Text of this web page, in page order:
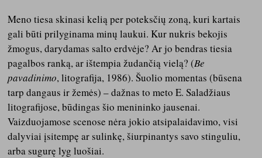
Meno tiesa skinasi kelią per poteksčių zoną, kuri kartais
gali būti prilyginama minų laukui. Kur nukris bekojis
žmogus, darydamas salto erdvėje? Ar jo bendras tiesia
pagalbos ranką, ar ištempia žudančią vielą? (Be
pavadinimo, litografija, 1986). Šuolio momentas (būsena
tarp dangaus ir žemės) – dažnas to meto E. Saladžiaus
litografijose, būdingas šio menininko jausenai.
Vaizduojamose scenose nėra jokio atsipalaidavimo, visi
dalyviai įsitempę ar sulinkę, šiurpinantys savo stinguliu,
arba sugurę lyg luošiai.